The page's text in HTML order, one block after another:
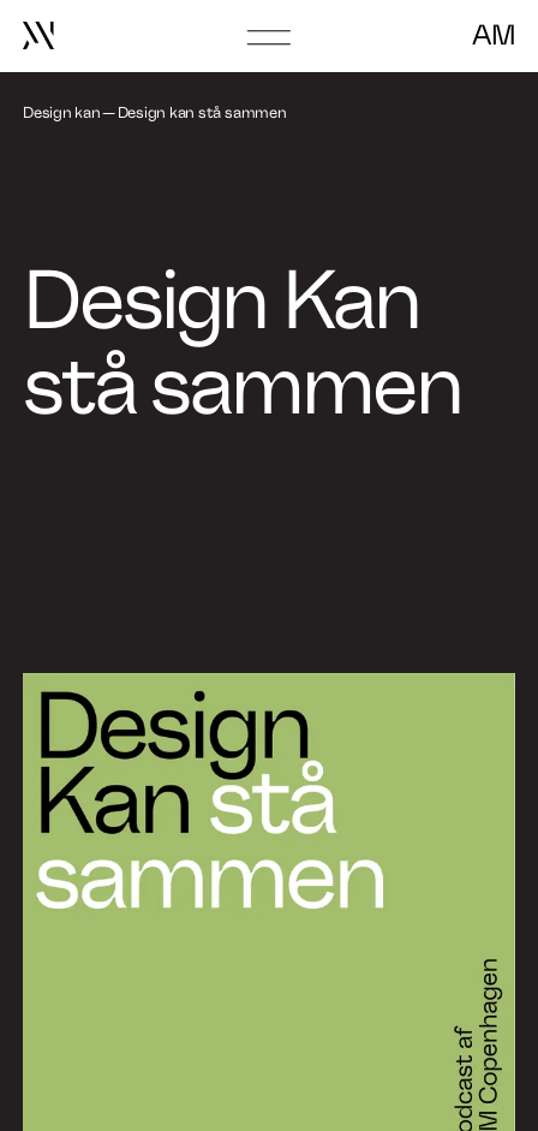
frontpage
AM
Design kan Design kan stå sammen
Design Kan
stå sammen